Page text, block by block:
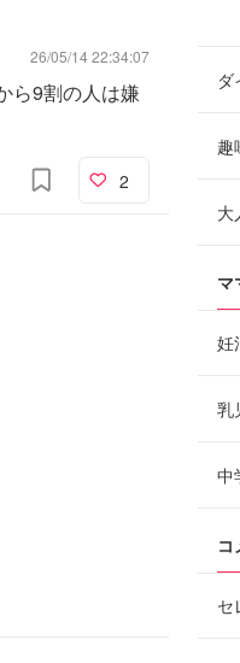
26/05/14 22:34:07
ら9割の人は嫌
2
ダ
趣
大
マ
妊
乳
中
セ